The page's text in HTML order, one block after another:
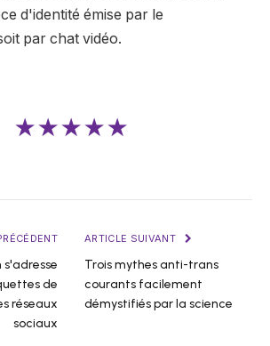
d'identité émise par le
par chat vidéo.
★★★★★
s'adresse
de
réseaux
sociaux
ARTICLE SUIVANT
Trois mythes anti-trans
courants facilement
démystifiés par la science